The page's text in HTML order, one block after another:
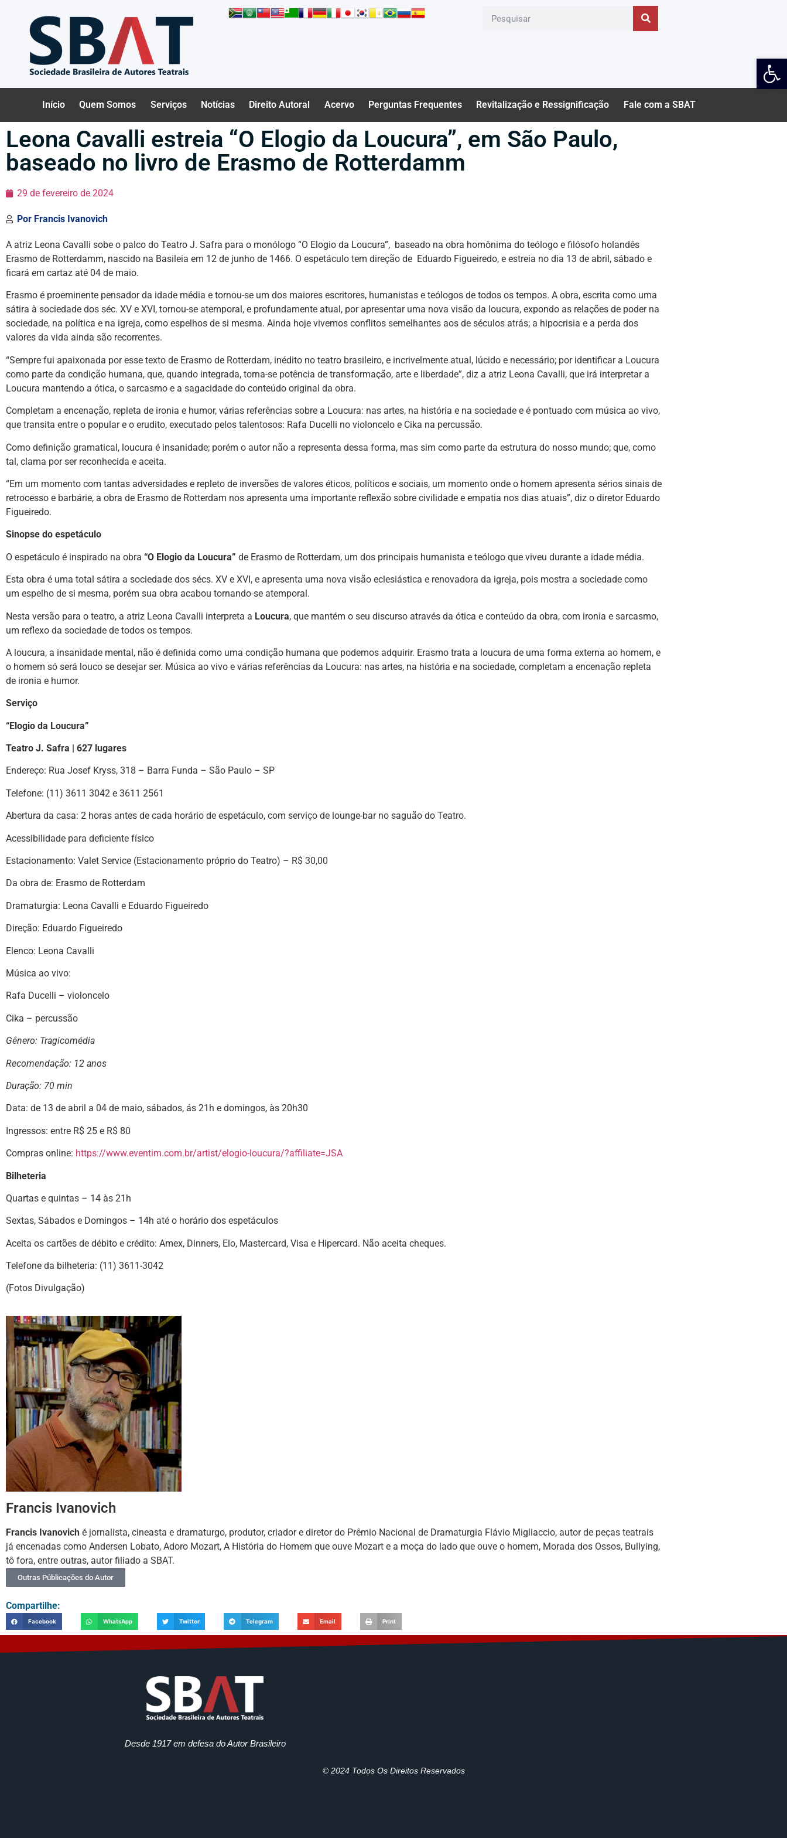
Início Quem Somos Serviços Notícias Direito Autoral Acervo Perguntas Frequentes Revitalização e Ressignificação Fale com a SBAT
Leona Cavalli estreia “O Elogio da Loucura”, em São Paulo,
baseado no livro de Erasmo de Rotterdamm
29 de fevereiro de 2024
Por Francis Ivanovich
A atriz Leona Cavalli sobe o palco do Teatro J. Safra para o monólogo “O Elogio da Loucura”, baseado na obra homônima do teólogo e filósofo holandês
Erasmo de Rotterdamm, nascido na Basileia em 12 de junho de 1466. O espetáculo tem direção de Eduardo Figueiredo, e estreia no dia 13 de abril, sábado e
ficará em cartaz até 04 de maio.
Erasmo é proeminente pensador da idade média e tornou-se um dos maiores escritores, humanistas e teólogos de todos os tempos. A obra, escrita como uma
sátira à sociedade dos séc. XV e XVI, tornou-se atemporal, e profundamente atual, por apresentar uma nova visão da loucura, expondo as relações de poder na
sociedade, na política e na igreja, como espelhos de si mesma. Ainda hoje vivemos conflitos semelhantes aos de séculos atrás; a hipocrisia e a perda dos
valores da vida ainda são recorrentes.
“Sempre fui apaixonada por esse texto de Erasmo de Rotterdam, inédito no teatro brasileiro, e incrivelmente atual, lúcido e necessário; por identificar a Loucura
como parte da condição humana, que, quando integrada, torna-se potência de transformação, arte e liberdade”, diz a atriz Leona Cavalli, que irá interpretar a
Loucura mantendo a ótica, o sarcasmo e a sagacidade do conteúdo original da obra.
Completam a encenação, repleta de ironia e humor, várias referências sobre a Loucura: nas artes, na história e na sociedade e é pontuado com música ao vivo,
que transita entre o popular e o erudito, executado pelos talentosos: Rafa Ducelli no violoncelo e Cika na percussão.
Como definição gramatical, loucura é insanidade; porém o autor não a representa dessa forma, mas sim como parte da estrutura do nosso mundo; que, como
tal, clama por ser reconhecida e aceita.
“Em um momento com tantas adversidades e repleto de inversões de valores éticos, políticos e sociais, um momento onde o homem apresenta sérios sinais de
retrocesso e barbárie, a obra de Erasmo de Rotterdam nos apresenta uma importante reflexão sobre civilidade e empatia nos dias atuais”, diz o diretor Eduardo
Figueiredo.
Sinopse do espetáculo
O espetáculo é inspirado na obra “O Elogio da Loucura” de Erasmo de Rotterdam, um dos principais humanista e teólogo que viveu durante a idade média.
Esta obra é uma total sátira a sociedade dos sécs. XV e XVI, e apresenta uma nova visão eclesiástica e renovadora da igreja, pois mostra a sociedade como
um espelho de si mesma, porém sua obra acabou tornando-se atemporal.
Nesta versão para o teatro, a atriz Leona Cavalli interpreta a Loucura, que mantém o seu discurso através da ótica e conteúdo da obra, com ironia e sarcasmo,
um reflexo da sociedade de todos os tempos.
A loucura, a insanidade mental, não é definida como uma condição humana que podemos adquirir. Erasmo trata a loucura de uma forma externa ao homem, e
o homem só será louco se desejar ser. Música ao vivo e várias referências da Loucura: nas artes, na história e na sociedade, completam a encenação repleta
de ironia e humor.
Serviço
“Elogio da Loucura”
Teatro J. Safra | 627 lugares
Endereço: Rua Josef Kryss, 318 – Barra Funda – São Paulo – SP
Telefone: (11) 3611 3042 e 3611 2561
Abertura da casa: 2 horas antes de cada horário de espetáculo, com serviço de lounge-bar no saguão do Teatro.
Acessibilidade para deficiente físico
Estacionamento: Valet Service (Estacionamento próprio do Teatro) – R$ 30,00
Da obra de: Erasmo de Rotterdam
Dramaturgia: Leona Cavalli e Eduardo Figueiredo
Direção: Eduardo Figueiredo
Elenco: Leona Cavalli
Música ao vivo:
Rafa Ducelli – violoncelo
Cika – percussão
Gênero: Tragicomédia
Recomendação: 12 anos
Duração: 70 min
Data: de 13 de abril a 04 de maio, sábados, ás 21h e domingos, às 20h30
Ingressos: entre R$ 25 e R$ 80
Compras online: https://www.eventim.com.br/artist/elogio-loucura/?affiliate=JSA
Bilheteria
Quartas e quintas – 14 às 21h
Sextas, Sábados e Domingos – 14h até o horário dos espetáculos
Aceita os cartões de débito e crédito: Amex, Dinners, Elo, Mastercard, Visa e Hipercard. Não aceita cheques.
Telefone da bilheteria: (11) 3611-3042
(Fotos Divulgação)
Francis Ivanovich
Francis Ivanovich é jornalista, cineasta e dramaturgo, produtor, criador e diretor do Prêmio Nacional de Dramaturgia Flávio Migliaccio, autor de peças teatrais
já encenadas como Andersen Lobato, Adoro Mozart, A História do Homem que ouve Mozart e a moça do lado que ouve o homem, Morada dos Ossos, Bullying,
tô fora, entre outras, autor filiado a SBAT.
Outras Públicações do Autor
Compartilhe:
Facebook WhatsApp Twitter Telegram Email Print
Desde 1917 em defesa do Autor Brasileiro
© 2024 Todos Os Direitos Reservados